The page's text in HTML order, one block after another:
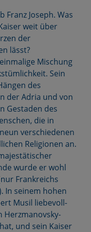
Joseph. Was
weit über
der
lässt?
Mischung
Sein
des
der Adria und von
Gestaden des
die in
verschiedenen
Religionen an.
wurde er wohl
Frankreichs
In seinem hohen
Musil liebevoll-
Herzmanovsky-
und sein Kaiser